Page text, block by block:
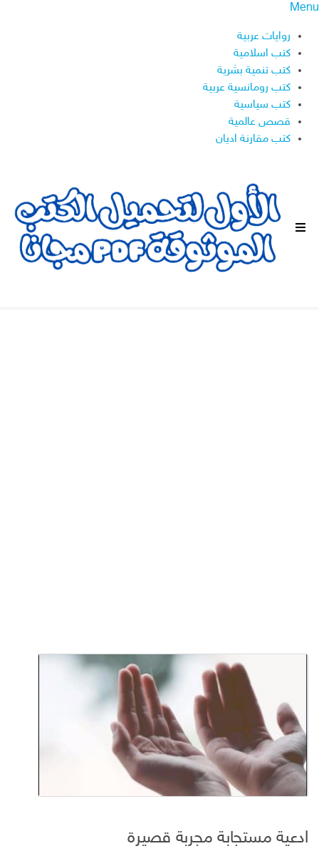
Menu
روايات عربية
كتب اسلامية
كتب تنمية بشرية
كتب رومانسية عربية
كتب سياسية
قصص عالمية
كتب مقارنة اديان
ا
ادعية مستجابة مجربة قصيرة